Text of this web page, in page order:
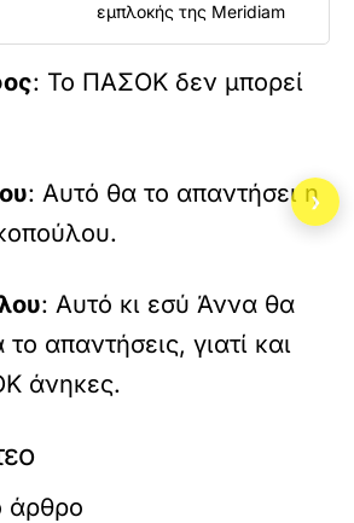
εμπλοκής της Meridiam
: Το ΠΑΣΟΚ δεν μπορεί
: Αυτό θα το απαντήσει η
: Αυτό κι εσύ Άννα θα
απαντήσεις, γιατί και
άνηκες.
άρθρο
›